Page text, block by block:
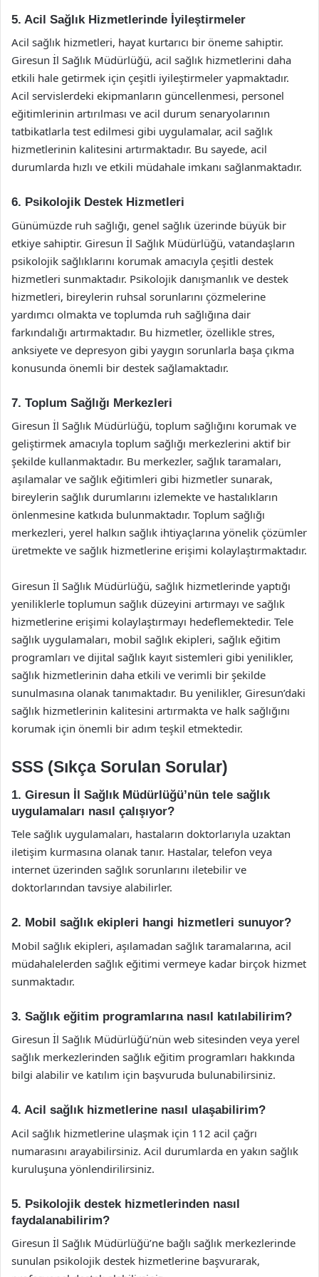
5. Acil Sağlık Hizmetlerinde İyileştirmeler
Acil sağlık hizmetleri, hayat kurtarıcı bir öneme sahiptir.
Giresun İl Sağlık Müdürlüğü, acil sağlık hizmetlerini daha
etkili hale getirmek için çeşitli iyileştirmeler yapmaktadır.
Acil servislerdeki ekipmanların güncellenmesi, personel
eğitimlerinin artırılması ve acil durum senaryolarının
tatbikatlarla test edilmesi gibi uygulamalar, acil sağlık
hizmetlerinin kalitesini artırmaktadır. Bu sayede, acil
durumlarda hızlı ve etkili müdahale imkanı sağlanmaktadır.
6. Psikolojik Destek Hizmetleri
Günümüzde ruh sağlığı, genel sağlık üzerinde büyük bir
etkiye sahiptir. Giresun İl Sağlık Müdürlüğü, vatandaşların
psikolojik sağlıklarını korumak amacıyla çeşitli destek
hizmetleri sunmaktadır. Psikolojik danışmanlık ve destek
hizmetleri, bireylerin ruhsal sorunlarını çözmelerine
yardımcı olmakta ve toplumda ruh sağlığına dair
farkındalığı artırmaktadır. Bu hizmetler, özellikle stres,
anksiyete ve depresyon gibi yaygın sorunlarla başa çıkma
konusunda önemli bir destek sağlamaktadır.
7. Toplum Sağlığı Merkezleri
Giresun İl Sağlık Müdürlüğü, toplum sağlığını korumak ve
geliştirmek amacıyla toplum sağlığı merkezlerini aktif bir
şekilde kullanmaktadır. Bu merkezler, sağlık taramaları,
aşılamalar ve sağlık eğitimleri gibi hizmetler sunarak,
bireylerin sağlık durumlarını izlemekte ve hastalıkların
önlenmesine katkıda bulunmaktadır. Toplum sağlığı
merkezleri, yerel halkın sağlık ihtiyaçlarına yönelik çözümler
üretmekte ve sağlık hizmetlerine erişimi kolaylaştırmaktadır.
Giresun İl Sağlık Müdürlüğü, sağlık hizmetlerinde yaptığı
yeniliklerle toplumun sağlık düzeyini artırmayı ve sağlık
hizmetlerine erişimi kolaylaştırmayı hedeflemektedir. Tele
sağlık uygulamaları, mobil sağlık ekipleri, sağlık eğitim
programları ve dijital sağlık kayıt sistemleri gibi yenilikler,
sağlık hizmetlerinin daha etkili ve verimli bir şekilde
sunulmasına olanak tanımaktadır. Bu yenilikler, Giresun’daki
sağlık hizmetlerinin kalitesini artırmakta ve halk sağlığını
korumak için önemli bir adım teşkil etmektedir.
SSS (Sıkça Sorulan Sorular)
1. Giresun İl Sağlık Müdürlüğü’nün tele sağlık
uygulamaları nasıl çalışıyor?
Tele sağlık uygulamaları, hastaların doktorlarıyla uzaktan
iletişim kurmasına olanak tanır. Hastalar, telefon veya
internet üzerinden sağlık sorunlarını iletebilir ve
doktorlarından tavsiye alabilirler.
2. Mobil sağlık ekipleri hangi hizmetleri sunuyor?
Mobil sağlık ekipleri, aşılamadan sağlık taramalarına, acil
müdahalelerden sağlık eğitimi vermeye kadar birçok hizmet
sunmaktadır.
3. Sağlık eğitim programlarına nasıl katılabilirim?
Giresun İl Sağlık Müdürlüğü’nün web sitesinden veya yerel
sağlık merkezlerinden sağlık eğitim programları hakkında
bilgi alabilir ve katılım için başvuruda bulunabilirsiniz.
4. Acil sağlık hizmetlerine nasıl ulaşabilirim?
Acil sağlık hizmetlerine ulaşmak için 112 acil çağrı
numarasını arayabilirsiniz. Acil durumlarda en yakın sağlık
kuruluşuna yönlendirilirsiniz.
5. Psikolojik destek hizmetlerinden nasıl
faydalanabilirim?
Giresun İl Sağlık Müdürlüğü’ne bağlı sağlık merkezlerinde
sunulan psikolojik destek hizmetlerine başvurarak,